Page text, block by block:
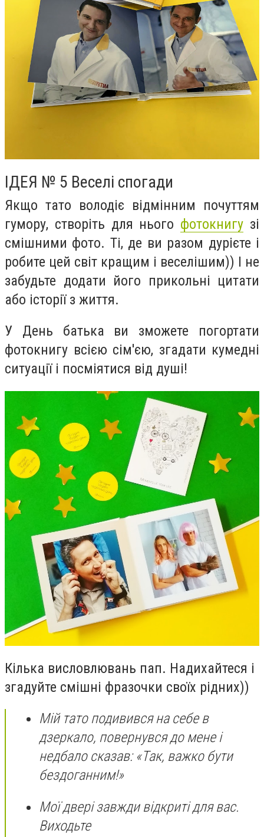
ІДЕЯ № 5 Веселі спогади
Якщо тато володіє відмінним почуттям
гумору, створіть для нього фотокнигу зі
смішними фото. Ті, де ви разом дурієте і
робите цей світ кращим і веселішим)) І не
забудьте додати його прикольні цитати
або історії з життя.
У День батька ви зможете погортати
фотокнигу всією сім'єю, згадати кумедні
ситуації і посміятися від душі!
Кілька висловлювань пап. Надихайтеся і
згадуйте смішні фразочки своїх рідних))
Мій тато подивився на себе в
дзеркало, повернувся до мене і
недбало сказав: «Так, важко бути
бездоганним!»
Мої двері завжди відкриті для вас.
Виходьте